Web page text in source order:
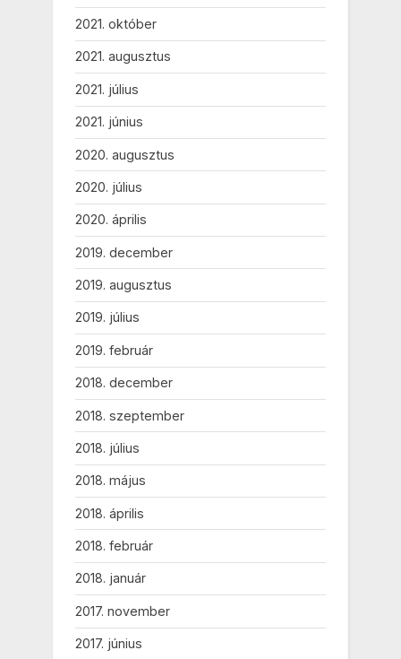
2021. október
2021. augusztus
2021. július
2021. június
2020. augusztus
2020. július
2020. április
2019. december
2019. augusztus
2019. július
2019. február
2018. december
2018. szeptember
2018. július
2018. május
2018. április
2018. február
2018. január
2017. november
2017. június